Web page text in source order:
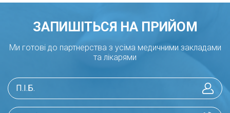
ЗАПИШІТЬСЯ НА ПРИЙОМ
Ми готові до партнерства з усіма медичними закладами
та лікарями